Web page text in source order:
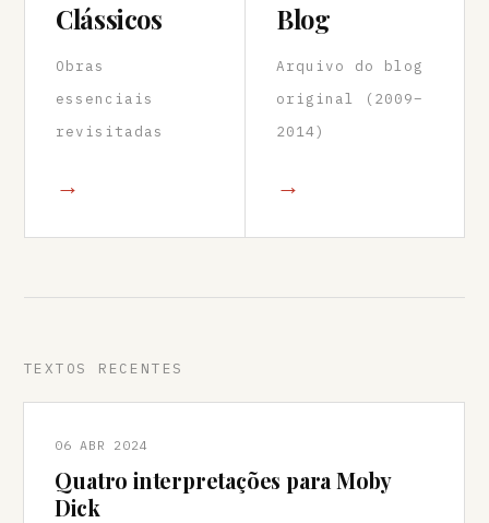
Clássicos
Obras
essenciais
revisitadas
→
Blog
Arquivo do blog
original (2009–
2014)
→
TEXTOS RECENTES
06 ABR 2024
Quatro interpretações para Moby
Dick